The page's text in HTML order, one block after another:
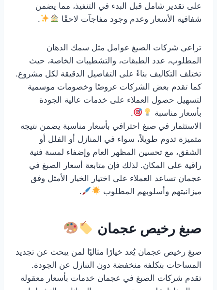
على تقدير شامل قبل البدء في التنفيذ، مما يضمن
شفافية الأسعار وعدم وجود مفاجآت لاحقًا
.
تراعي شركات الصبغ عوامل مثل سمك الدهان
المطلوب، عدد الطبقات، والتشطيبات الخاصة، حيث
تختلف التكاليف بناءً على التفاصيل الدقيقة لكل مشروع.
كما تقدم بعض الشركات عروضًا وخصومات موسمية
لتسهيل حصول العملاء على خدمات عالية الجودة
بأسعار مناسبة
.
الاستثمار في صبغ احترافي بأسعار مناسبة يضمن نتيجة
متميزة تدوم طويلاً، سواء في المنازل أو الفلل أو
الشقق، مع تحسين المظهر العام وإضفاء لمسة فنية
راقية على المكان. لذلك فإن متابعة أسعار الصبغ في
عجمان تساعد العملاء على اختيار الخيار الأمثل وفق
ميزانيتهم وأسلوبهم المطلوب
.
صبغ رخيص عجمان
صبغ رخيص عجمان يُعد خيارًا مثاليًا لمن يبحث عن تجديد
المساحات بتكلفة منخفضة دون التنازل عن الجودة.
تقدم شركات الصبغ في عجمان خدمات بأسعار معقولة